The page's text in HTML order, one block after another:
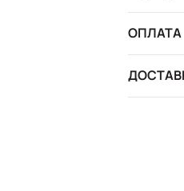
ОПЛАТА